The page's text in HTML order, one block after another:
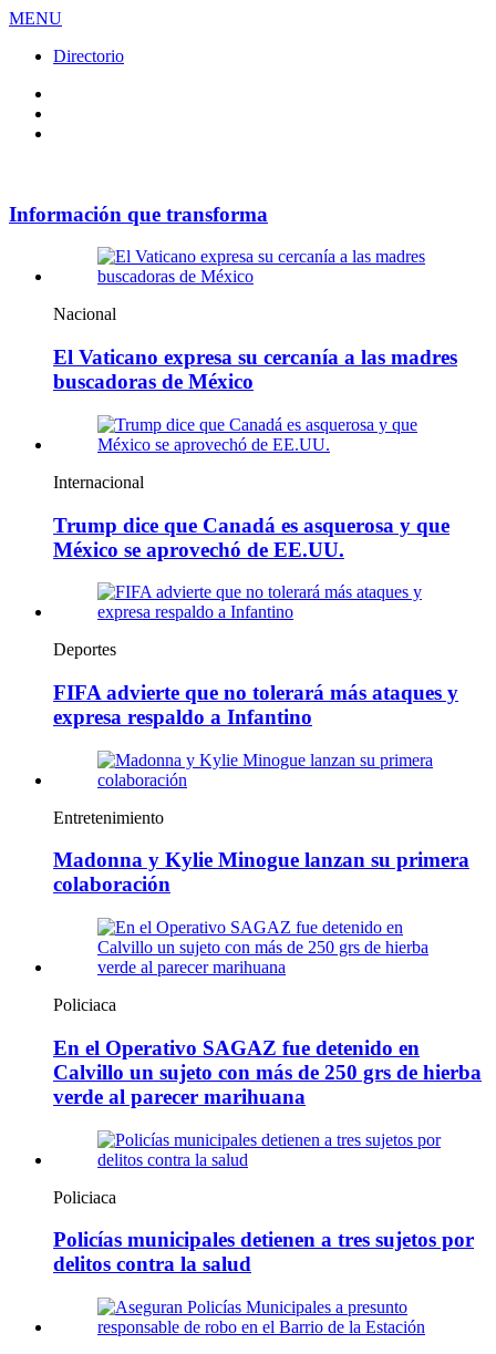
MENU
Directorio
Información que transforma
Nacional
El Vaticano expresa su cercanía a las madres
buscadoras de México
Internacional
Trump dice que Canadá es asquerosa y que
México se aprovechó de EE.UU.
Deportes
FIFA advierte que no tolerará más ataques y
expresa respaldo a Infantino
Entretenimiento
Madonna y Kylie Minogue lanzan su primera
colaboración
Policiaca
En el Operativo SAGAZ fue detenido en
Calvillo un sujeto con más de 250 grs de hierba
verde al parecer marihuana
Policiaca
Policías municipales detienen a tres sujetos por
delitos contra la salud